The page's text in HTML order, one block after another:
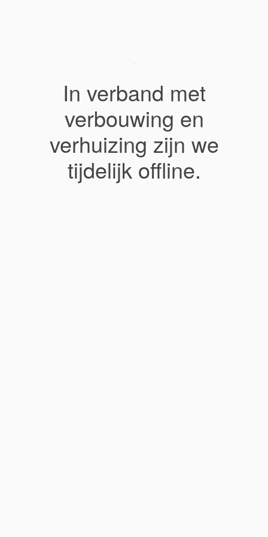
In verband met
verbouwing en
verhuizing zijn we
tijdelijk offline.